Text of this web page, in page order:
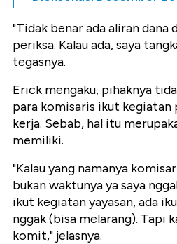
"Tidak benar ada aliran dana
periksa. Kalau ada, saya
tegasnya.
Erick mengaku, pihaknya
para komisaris ikut kegiatan
kerja. Sebab, hal itu
memiliki.
"Kalau yang namanya
bukan waktunya ya saya
ikut kegiatan yayasan, ada
nggak (bisa melarang). Tapi
komit," jelasnya.